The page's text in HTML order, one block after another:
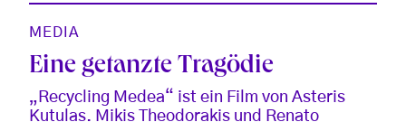
MEDIA
Eine getanzte Tragödie
„Recycling Medea“ ist ein Film von Asteris
Kutulas. Mikis Theodorakis und Renato